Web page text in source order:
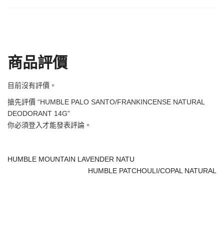
商品評價
目前沒有評價。
搶先評價 “HUMBLE PALO SANTO/FRANKINCENSE NATURAL
DEODORANT 14G”
你必須登入 才能發表評論。
HUMBLE MOUNTAIN LAVENDER NATU
HUMBLE PATCHOULI/COPAL NATURAL